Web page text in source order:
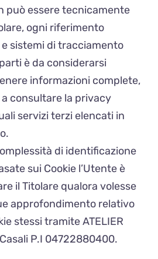
può essere tecnicamente
ogni riferimento
e sistemi di tracciamento
è da considerarsi
informazioni complete,
consultare la privacy
servizi terzi elencati in
di identificazione
sui Cookie l’Utente è
il Titolare qualora volesse
approfondimento relativo
stessi tramite ATELIER
P.I 04722880400.